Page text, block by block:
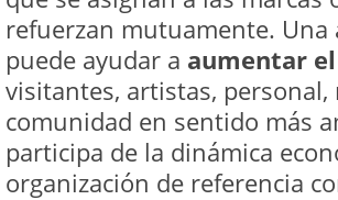
refuerzan mutuamente. Una
puede ayudar a aumentar
visitantes, artistas, personal,
comunidad en sentido más
participa de la dinámica
organización de referencia